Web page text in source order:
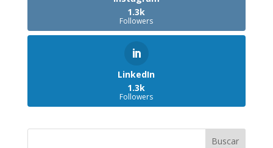
1.3k
Followers
LinkedIn
1.3k
Followers